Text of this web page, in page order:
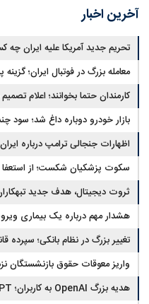
آخرین اخبار
تحریم جدید آمریکا علیه ایران
معامله بزرگ در فوتبال ایران؛
کارمندان حتما بخوانند؛ اعلام
بازار خودرو دوباره داغ شد؛ سود
اظهارات جنجالی ترامپ درباره
سکوت پزشکیان شکست؛ از استعفا
ثروت دیجیتال، هدف جدید
یافت
هشدار مهم درباره یک بیماری
تغییر بزرگ در نظام بانکی؛ سپرده
واریز معوقات حقوق
مطالبات